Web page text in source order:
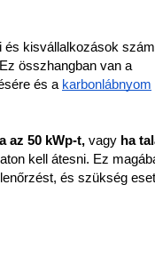
kisvállalkozások
összhangban van a
és a karbonlábnyom
az 50 kWp-t, vagy ha
kell átesni. Ez
és szükség